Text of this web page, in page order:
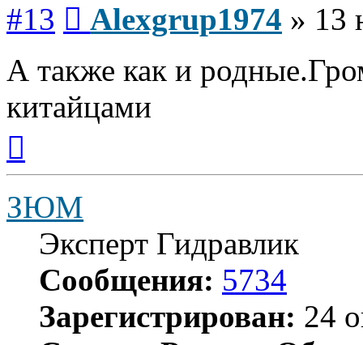
#13 Alexgrup1974 » 13
А также как и
китайцами
началу
ЗЮМ
Эксперт Гидравлик
Сообщения: 5734
Зарегистрирован: 24